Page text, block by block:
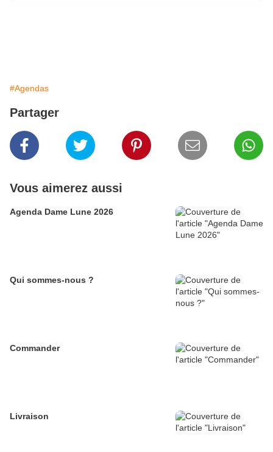
#Agendas
Partager
Vous aimerez aussi
Agenda Dame Lune 2026
Qui sommes-nous ?
Commander
Livraison